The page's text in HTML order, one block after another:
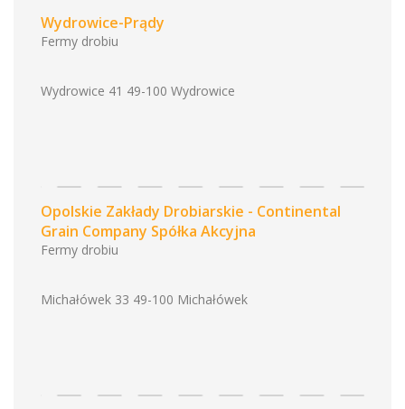
Wydrowice-Prądy
Fermy drobiu
Wydrowice 41 49-100 Wydrowice
Opolskie Zakłady Drobiarskie - Continental
Grain Company Spółka Akcyjna
Fermy drobiu
Michałówek 33 49-100 Michałówek